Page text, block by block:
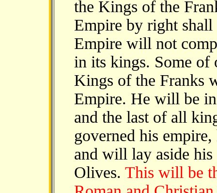
the Kings of the
Empire by right
Empire will not
in its kings. Some of
Kings of the Franks
Empire. He will be
and the last of all
governed his
and will lay aside
Olives. This will be